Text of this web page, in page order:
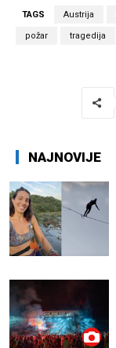
TAGS Austrija
požar tragedija
NAJNOVIJE